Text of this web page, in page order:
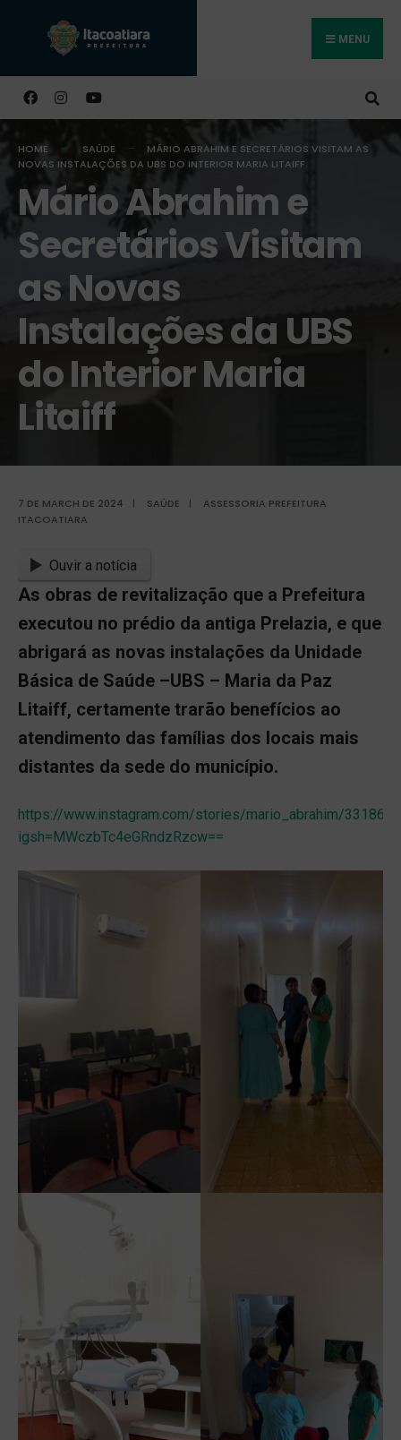
MENU
HOME SAÚDE
MÁRIO ABRAHIM E SECRETÁRIOS VISITAM AS
NOVAS INSTALAÇÕES DA UBS DO INTERIOR MARIA LITAIFF
Mário Abrahim e
Secretários Visitam
as Novas
Instalações da UBS
do Interior Maria
Litaiff
7 DE MARCH DE 2024 | SAÚDE |
ASSESSORIA PREFEITURA
ITACOATIARA
Ouvir a notícia
As obras de revitalização que a Prefeitura
executou no prédio da antiga Prelazia, e que
abrigará as novas instalações da Unidade
Básica de Saúde –UBS – Maria da Paz
Litaiff, certamente trarão benefícios ao
atendimento das famílias dos locais mais
distantes da sede do município.
https://www.instagram.com/stories/mario_abrahim/
igsh=MWczbTc4eGRndzRzcw==
Buscar